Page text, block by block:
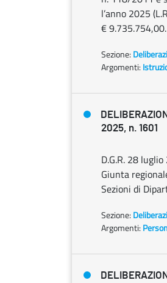
l’anno 2025
€ 9.735.754,00.
Sezione:
Argomenti:
2025, n. 1601
D.G.R. 28
Giunta
Sezioni di
Sezione:
Argomenti: